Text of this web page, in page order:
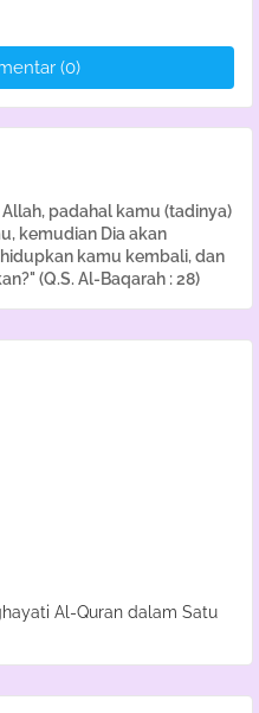
(0)
padahal kamu (tadinya)
kemudian Dia akan
kamu kembali, dan
(Q.S. Al-Baqarah : 28)
Al-Quran dalam Satu